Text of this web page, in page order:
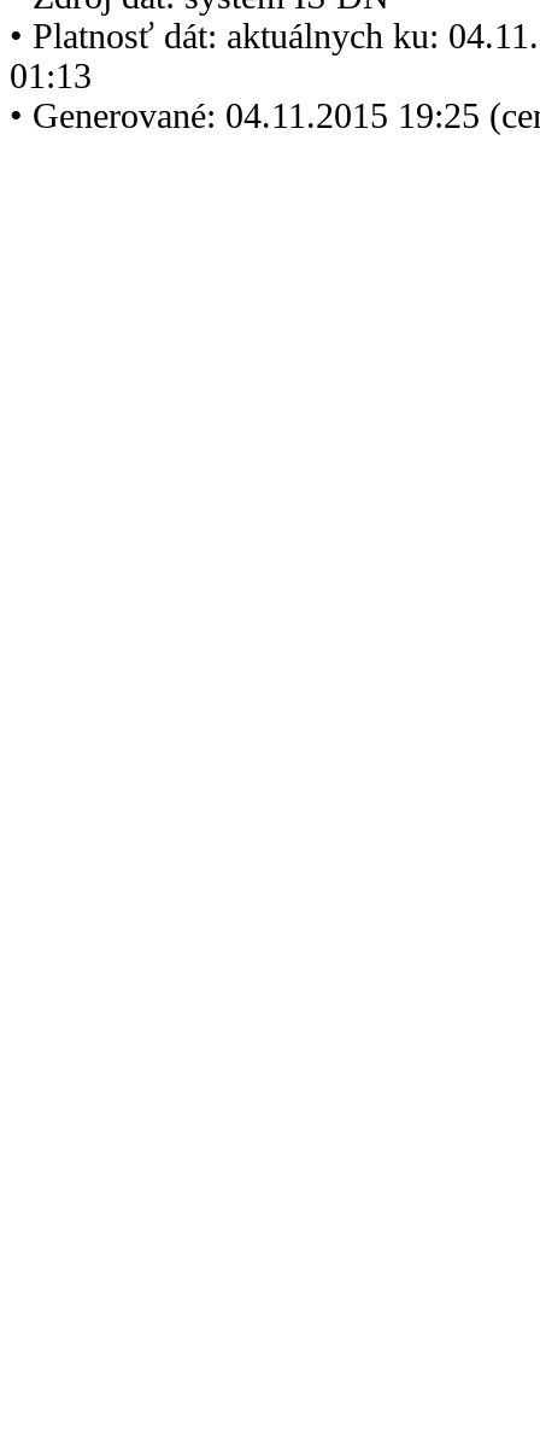
• Platnosť dát: aktuálnych ku:
01:13
• Generované: 04.11.2015 19:25